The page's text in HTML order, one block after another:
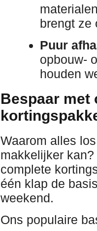
brengt
Puur
opbouw-
houden
Bespaar met
Waarom alles
makkelijker
complete
één klap de
weekend.
Ons populaire